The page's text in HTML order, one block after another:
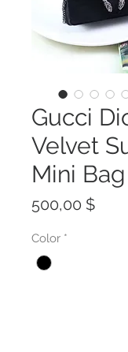
Gucci
Velvet
Mini Bag
500,00 $Preis
Color *